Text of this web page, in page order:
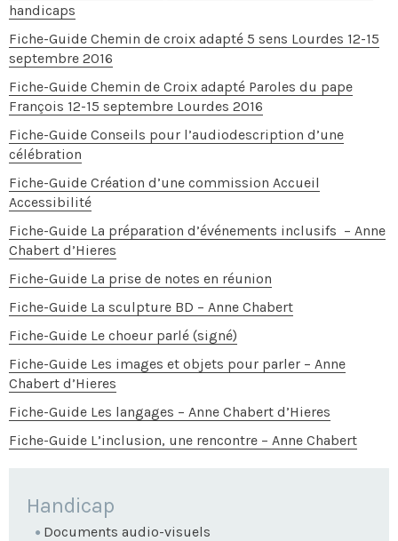
handicaps
Fiche-Guide Chemin de croix adapté 5 sens Lourdes 12-15
septembre 2016
Fiche-Guide Chemin de Croix adapté Paroles du pape
François 12-15 septembre Lourdes 2016
Fiche-Guide Conseils pour l’audiodescription d’une
célébration
Fiche-Guide Création d’une commission Accueil
Accessibilité
Fiche-Guide La préparation d’événements inclusifs – Anne
Chabert d’Hieres
Fiche-Guide La prise de notes en réunion
Fiche-Guide La sculpture BD – Anne Chabert
Fiche-Guide Le choeur parlé (signé)
Fiche-Guide Les images et objets pour parler – Anne
Chabert d’Hieres
Fiche-Guide Les langages – Anne Chabert d’Hieres
Fiche-Guide L’inclusion, une rencontre – Anne Chabert
NAVIGATION
Handicap
Documents audio-visuels